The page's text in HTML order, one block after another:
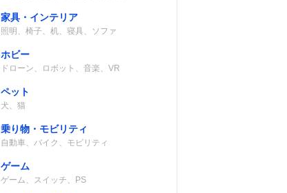
家具・インテリア
照明、椅子、机、寝具、ソファ
ホビー
ドローン、ロボット、音楽、VR
ペット
犬、猫
乗り物・モビリティ
自動車、バイク、モビリティ
ゲーム
ゲーム、スイッチ、PS